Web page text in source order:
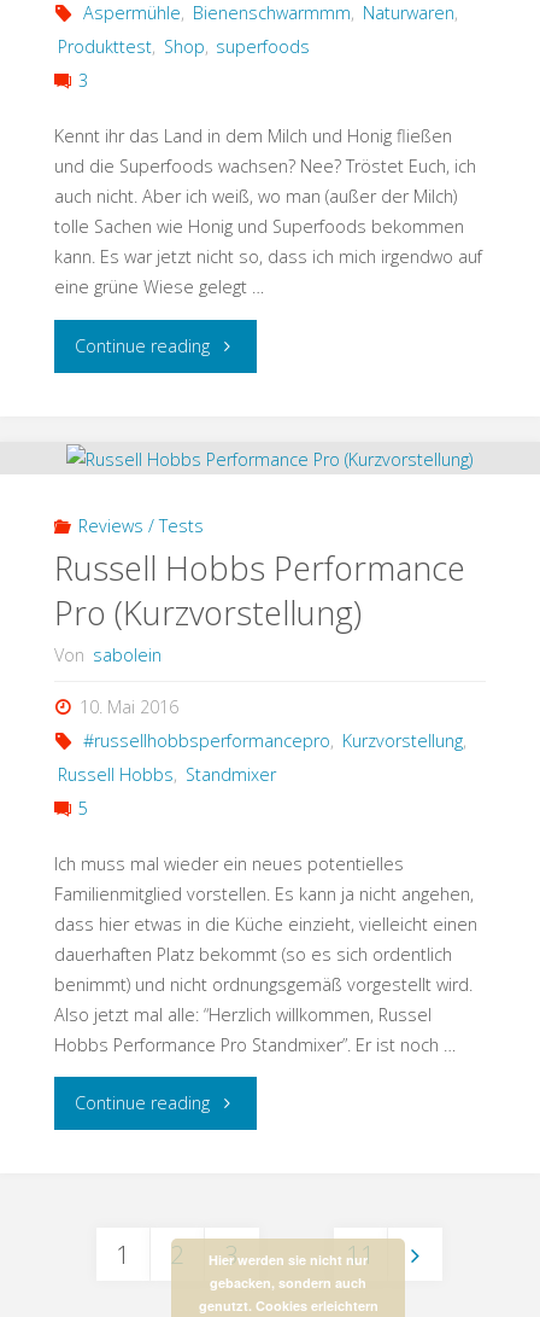
Aspermühle, Bienenschwarmmm, Naturwaren,
Produkttest, Shop, superfoods
3
Kennt ihr das Land in dem Milch und Honig fließen
und die Superfoods wachsen? Nee? Tröstet Euch, ich
auch nicht. Aber ich weiß, wo man (außer der Milch)
tolle Sachen wie Honig und Superfoods bekommen
kann. Es war jetzt nicht so, dass ich mich irgendwo auf
eine grüne Wiese gelegt …
Continue reading"Superfoods
mehr
der
Aspermühle"
Reviews / Tests
Russell Hobbs Performance
Pro (Kurzvorstellung)
Von sabolein
10. Mai 2016
#russellhobbsperformancepro, Kurzvorstellung,
Russell Hobbs, Standmixer
5
Ich muss mal wieder ein neues potentielles
Familienmitglied vorstellen. Es kann ja nicht angehen,
dass hier etwas in die Küche einzieht, vielleicht einen
dauerhaften Platz bekommt (so es sich ordentlich
benimmt) und nicht ordnungsgemäß vorgestellt wird.
Also jetzt mal alle: “Herzlich willkommen, Russel
Hobbs Performance Pro Standmixer”. Er ist noch …
Continue reading"Russell
Pro
(Kurzvorstellung)"
1 2 3 … 11
Hier werden sie nicht nur
gebacken, sondern auch
genutzt. Cookies erleichtern